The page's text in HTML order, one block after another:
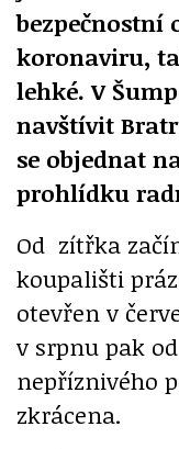
koronaviru,
lehké. V
navštívit
se objednat
prohlídku
Od zítřka
koupališti
otevřen v
v srpnu pak od
nepříznivého
zkrácena.